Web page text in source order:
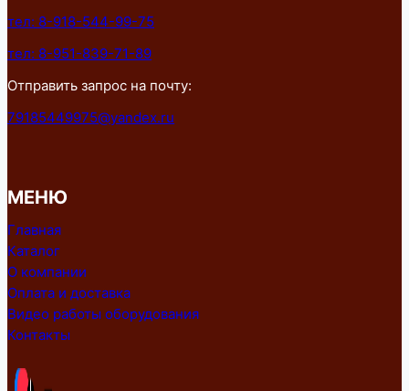
тел: 8-918-544-99-75
тел: 8-951-839-71-89
Отправить запрос на почту:
79185449975@yandex.ru
МЕНЮ
Главная
Каталог
О компании
Оплата и доставка
Видео работы оборудования
Контакты